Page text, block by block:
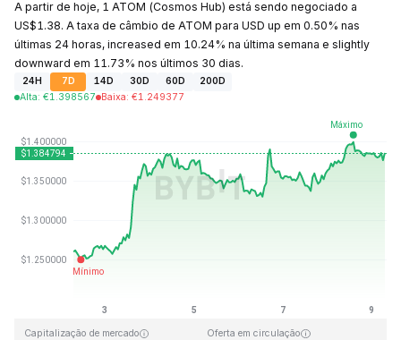
A partir de hoje, 1 ATOM (Cosmos Hub) está sendo negociado a
US$1.38. A taxa de câmbio de ATOM para USD up em 0.50% nas
últimas 24 horas, increased em 10.24% na última semana e slightly
downward em 11.73% nos últimos 30 dias.
24H 7D 14D 30D 60D
200D
Alta: €1.398567 Baixa: €1.249377
Última atualização: 2026-08-09, 06:56 GMT+0
Capitalização de mercado Oferta em circulação